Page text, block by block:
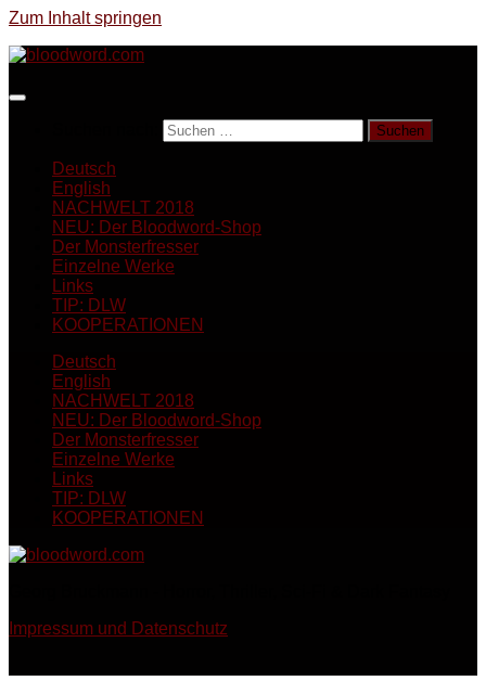
Zum Inhalt springen
Deutsch
English
NACHWELT 2018
NEU: Der Bloodword-Shop
Der Monsterfresser
Einzelne Werke
Links
TIP: DLW
KOOPERATIONEN
Deutsch
English
NACHWELT 2018
NEU: Der Bloodword-Shop
Der Monsterfresser
Einzelne Werke
Links
TIP: DLW
KOOPERATIONEN
Impressum und Datenschutz